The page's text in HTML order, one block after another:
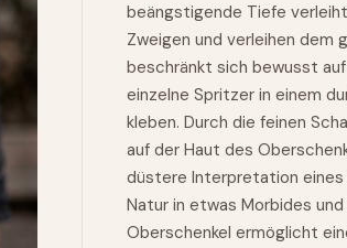
beängstigende Tiefe
Zweigen und verleihen dem
beschränkt sich bewusst
einzelne Spritzer in einem
kleben. Durch die feinen
auf der Haut des
düstere Interpretation eines
Natur in etwas Morbides
Oberschenkel ermöglicht